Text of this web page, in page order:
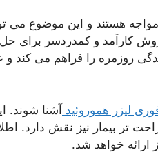
هستند و این موضوع می
روش کارآمد و کمدردسر برای
روزمره را فراهم می کند و
لیزر هموروئید آشنا شوند.
تر بیمار نیز نقش دارد.
ارائه خواهد شد.